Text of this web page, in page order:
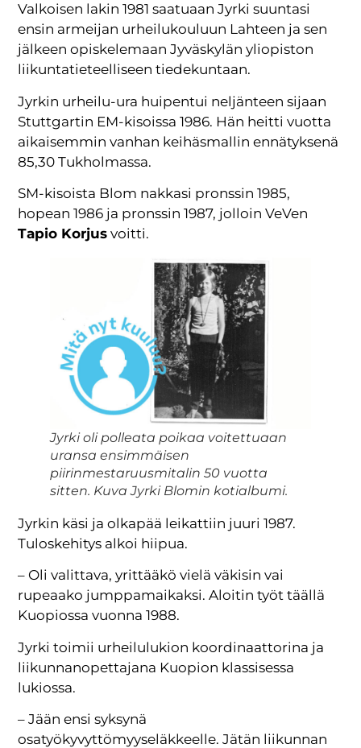
Valkoisen lakin 1981 saatuaan Jyrki suuntasi
ensin armeijan urheilukouluun Lahteen ja sen
jälkeen opiskelemaan Jyväskylän yliopiston
liikuntatieteelliseen tiedekuntaan.
Jyrkin urheilu-ura huipentui neljänteen sijaan
Stuttgartin EM-kisoissa 1986. Hän heitti vuotta
aikaisemmin vanhan keihäsmallin ennätyksenä
85,30 Tukholmassa.
SM-kisoista Blom nakkasi pronssin 1985,
hopean 1986 ja pronssin 1987, jolloin VeVen
Tapio Korjus voitti.
Jyrki oli polleata poikaa voitettuaan
uransa ensimmäisen
piirinmestaruusmitalin 50 vuotta
sitten. Kuva Jyrki Blomin kotialbumi.
Jyrkin käsi ja olkapää leikattiin juuri 1987.
Tuloskehitys alkoi hiipua.
– Oli valittava, yrittääkö vielä väkisin vai
rupeaako jumppamaikaksi. Aloitin työt täällä
Kuopiossa vuonna 1988.
Jyrki toimii urheilulukion koordinaattorina ja
liikunnanopettajana Kuopion klassisessa
lukiossa.
– Jään ensi syksynä
osatyökyvyttömyyseläkkeelle. Jätän liikunnan